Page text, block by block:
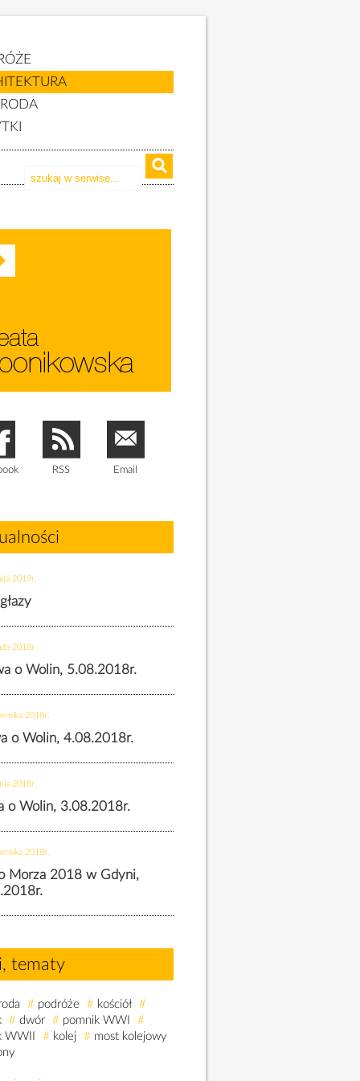
RSS Email
2019r.
2018r.
o Wolin, 5.08.2018r.
2018r.
o Wolin, 4.08.2018r.
2018r.
o Wolin, 3.08.2018r.
2018r.
Morza 2018 w Gdyni,
tematy
# podróże # kościół #
# dwór # pomnik WWI
#
WWII
# kolej # most kolejowy